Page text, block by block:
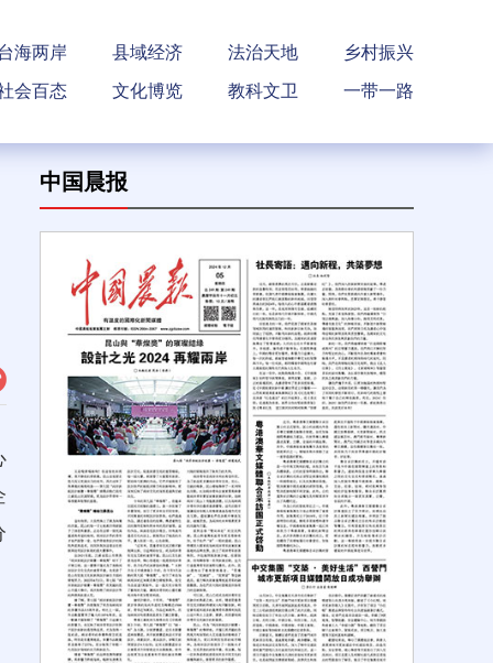
海两岸 县域经济 法治天地
乡村振兴
会百态 文化博览 教科文卫 一带一路
中国晨报